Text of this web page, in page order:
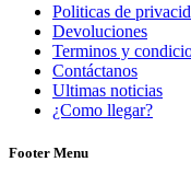
Politicas de
Devoluciones
Terminos y
Contáctanos
Ultimas noticias
¿Como llegar?
Footer Menu